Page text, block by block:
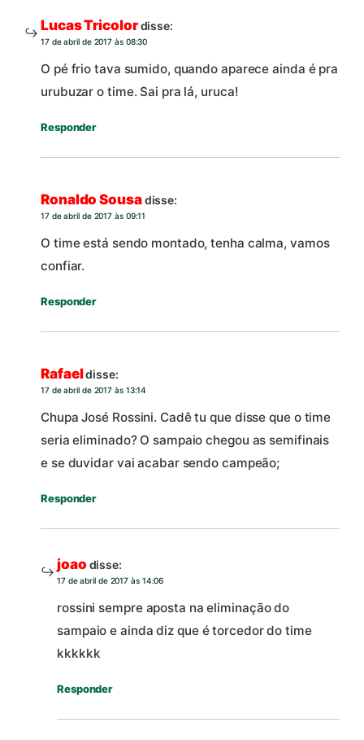
Lucas Tricolordisse:
17 de abril de 2017 às 08:30
O pé frio tava sumido, quando aparece ainda é pra
urubuzar o time. Sai pra lá, uruca!
Responder
Ronaldo Sousadisse:
17 de abril de 2017 às 09:11
O time está sendo montado, tenha calma, vamos
confiar.
Responder
Rafaeldisse:
17 de abril de 2017 às 13:14
Chupa José Rossini. Cadê tu que disse que o time
seria eliminado? O sampaio chegou as semifinais
e se duvidar vai acabar sendo campeão;
Responder
joao disse:
17 de abril de 2017 às 14:06
rossini sempre aposta na eliminação do
sampaio e ainda diz que é torcedor do time
kkkkkk
Responder